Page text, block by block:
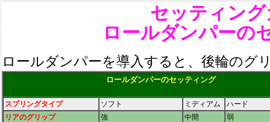
セッティン
ロールダンパーの
ロールダンパーを導入すると、後輪のグ
ロールダンパーのセッティング
スプリングタイプ ソフト ミディアム
ハード
リアのグリップ
強 中間
弱